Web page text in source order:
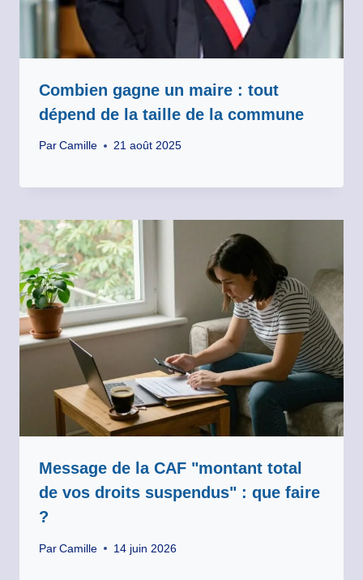
Combien gagne un maire : tout
dépend de la taille de la commune
Par Camille 21 août 2025
Message de la CAF "montant total
de vos droits suspendus" : que faire
?
Par Camille 14 juin 2026